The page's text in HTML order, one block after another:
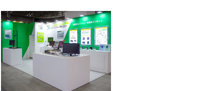
Blog
Recruit
Contact us